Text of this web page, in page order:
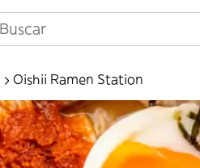
Oishii Ramen Station